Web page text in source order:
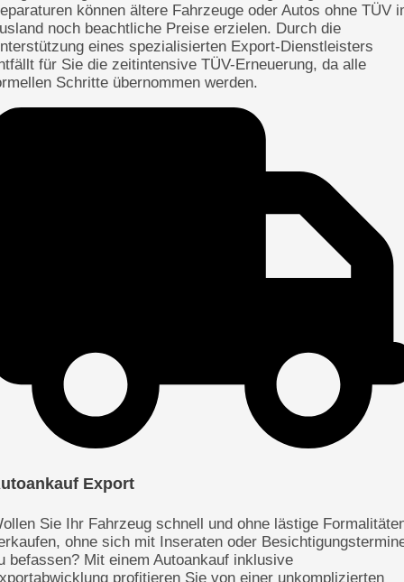
können ältere Fahrzeuge oder Autos ohne TÜV
noch beachtliche Preise erzielen. Durch die
eines spezialisierten Export-Dienstleisters
für Sie die zeitintensive TÜV-Erneuerung, da alle
Schritte übernommen werden.
Export
Sie Ihr Fahrzeug schnell und ohne lästige
ohne sich mit Inseraten oder
befassen? Mit einem Autoankauf inklusive
profitieren Sie von einer unkomplizierten